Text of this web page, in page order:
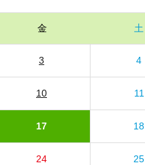
金 土
3 4
10 11
17 18
24 25